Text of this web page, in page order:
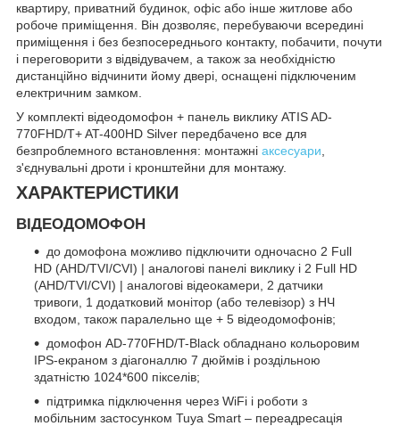
квартиру, приватний будинок, офіс або інше житлове або
робоче приміщення. Він дозволяє, перебуваючи всередині
приміщення і без безпосереднього контакту, побачити, почути
і переговорити з відвідувачем, а також за необхідністю
дистанційно відчинити йому двері, оснащені підключеним
електричним замком.
У комплекті відеодомофон + панель виклику ATIS AD-
770FHD/T+ AT-400HD Silver передбачено все для
безпроблемного встановлення: монтажні аксесуари
з'єднувальні дроти і кронштейни для монтажу.
ХАРАКТЕРИСТИКИ
ВІДЕОДОМОФОН
до домофона можливо підключити одночасно 2 Full
HD (AHD/TVI/CVI) | аналогові панелі виклику і 2 Full HD
(AHD/TVI/CVI) | аналогові відеокамери, 2 датчики
тривоги, 1 додатковий монітор (або телевізор) з НЧ
входом, також паралельно ще + 5 відеодомофонів;
домофон AD-770FHD/T-Black обладнано кольоровим
IPS-екраном з діагоналлю 7 дюймів і роздільною
здатністю 1024*600 пікселів;
підтримка підключення через WiFi і роботи з
мобільним застосунком Tuya Smart – переадресація